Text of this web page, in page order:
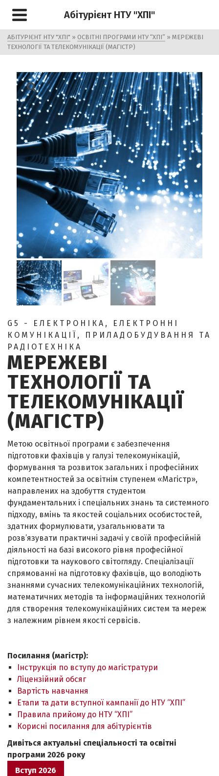
Абітурієнт НТУ "ХПІ"
АБІТУРІЄНТ НТУ "ХПІ" » ОСВІТНІ ПРОГРАМИ НТУ “ХПІ” » МЕРЕЖЕВІ
ТЕХНОЛОГІЇ ТА ТЕЛЕКОМУНІКАЦІЇ (МАГІСТР)
G5 - ЕЛЕКТРОНІКА, ЕЛЕКТРОННІ
КОМУНІКАЦІЇ, ПРИЛАДОБУДУВАННЯ ТА
РАДІОТЕХНІКА
МЕРЕЖЕВІ
ТЕХНОЛОГІЇ ТА
ТЕЛЕКОМУНІКАЦІЇ
(МАГІСТР)
Метою освітньої програми є забезпечення
підготовки фахівців у галузі телекомунікацій,
формування та розвиток загальних і професійних
компетентностей за освітнім ступенем «Магістр»,
направлених на здобуття студентом
фундаментальних і спеціальних знань та системного
підходу, вмінь та якостей соціальних особистостей,
здатних формулювати, узагальнювати та
розв’язувати практичні задачі у своїй професійній
діяльності на базі високого рівня професійної
підготовки та наукового світогляду. Спеціалізації
спрямованні на підготовку фахівців, що володіють
знаннями сучасних телекомунікаційних технологій,
математичних методів та інформаційних технологій
для створення телекомунікаційних систем та мереж
з належним рівнем якості сервісів.
Посилання (магістр):
Інструкція по вступу до магістратури
Ліцензійний обсяг
Вартість навчання
Етапи та дати вступної кампанії до НТУ “ХПІ”
Правила прийому до НТУ “ХПІ”
Корисні посилання для абітурієнтів
Дивіться актуальні спеціальності та освітні
програми 2026 року
Вступ 2026